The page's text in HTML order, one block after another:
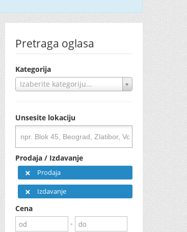
Pretraga oglasa
Kategorija
Izaberite kategoriju...
Unsesite lokaciju
Prodaja / Izdavanje
Prodaja
Izdavanje
Cena
-